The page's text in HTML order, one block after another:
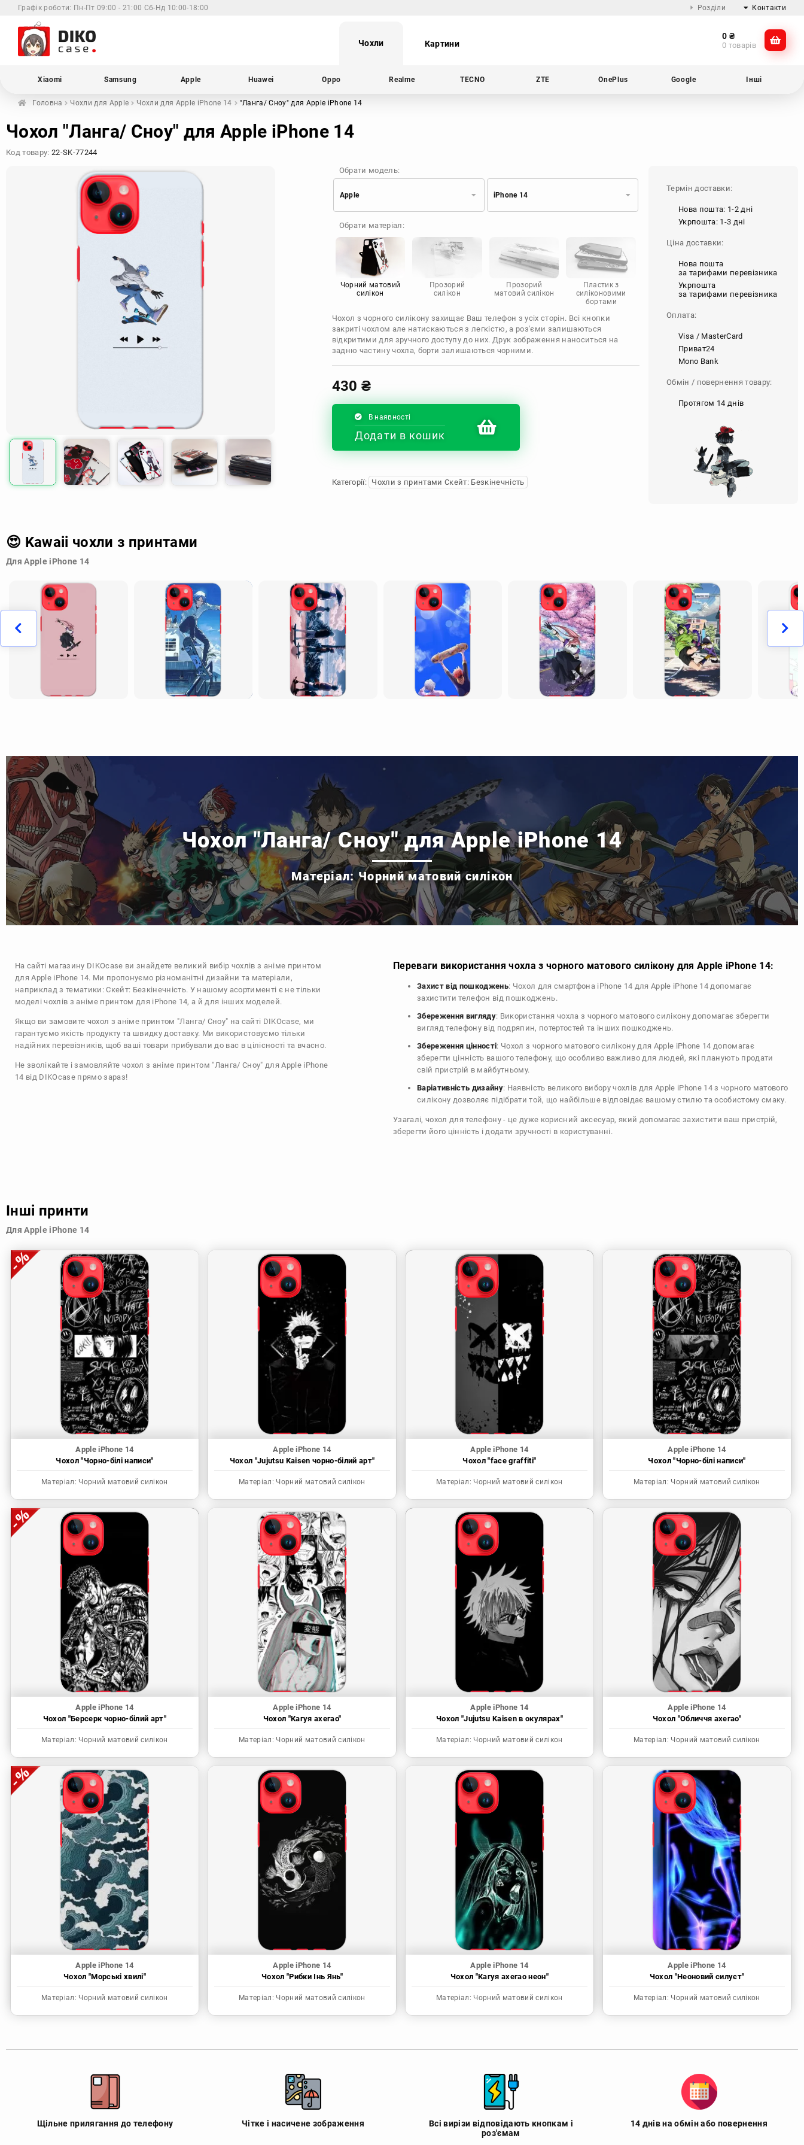
Графік роботи: Пн-Пт 09:00 - 21:00 Сб-Нд 10:00-18:00 Розділи Контакти
@dikocase
Чохли Картини
0 ₴
0 товарів
Xiaomi Samsung Apple Huawei Oppo Realme TECNO ZTE OnePlus Google Інші
Головна Чохли для Apple Чохли для Apple iPhone 14 "Ланга/ Сноу" для Apple iPhone 14
Чохол "Ланга/ Сноу" для Apple iPhone 14
Код товару: 22-SK-77244
Обрати модель:
Apple
Samsung
Apple
Oppo
Realme
OnePlus
Google
Doogee
Motorola
iPhone 14
Обрати матеріал:
Чорний матовий
силікон
Прозорий
силікон
Прозорий
матовий силікон
Пластик з
силіконовими
бортами
Чохол з чорного силікону захищає Ваш телефон з усіх сторін. Всі кнопки
закриті чохлом але натискаються з легкістю, а роз'єми залишаються
відкритими для зручного доступу до них. Друк зображення наноситься на
задню частину чохла, борти залишаються чорними.
430 ₴
В наявності
Додати в кошик
Категорії: Чохли з принтами Скейт: Безкінечність
Термін доставки:
Нова пошта: 1-2 дні
Укрпошта: 1-3 дні
Ціна доставки:
Нова пошта
за тарифами перевізника
Укрпошта
за тарифами перевізника
Оплата:
Visa / MasterCard
Приват24
Mono Bank
Обмін / повернення товару:
Протягом 14 днів
😍 Kawaii чохли з принтами
Для Apple iPhone 14
Чохол "Ланга/ Сноу" для Apple iPhone 14
Матеріал: Чорний матовий силікон
На сайті магазину DIKOcase ви знайдете великий вибір чохлів з аніме принтом
для Apple iPhone 14. Ми пропонуємо різноманітні дизайни та матеріали,
наприклад з тематики:Скейт: Безкінечність. У нашому асортименті є не тільки
моделі чохлів з аніме принтом для iPhone 14, а й для інших моделей.
Якщо ви замовите чохол з аніме принтом "Ланга/ Сноу" на сайті DIKOcase, ми
гарантуємо якість продукту та швидку доставку. Ми використовуємо тільки
надійних перевізників, щоб ваші товари прибували до вас в цілісності та вчасно.
Не зволікайте і замовляйте чохол з аніме принтом "Ланга/ Сноу" для Apple iPhone
14 від DIKOcase прямо зараз!
Переваги використання чохла з чорного матового силікону для Apple iPhone 14:
Захист від пошкоджень: Чохол для смартфона iPhone 14 для Apple iPhone 14 допомагає
захистити телефон від пошкоджень.
Збереження вигляду: Використання чохла з чорного матового силікону допомагає зберегти
вигляд телефону від подряпин, потертостей та інших пошкоджень.
Збереження цінності: Чохол з чорного матового силікону для Apple iPhone 14 допомагає
зберегти цінність вашого телефону, що особливо важливо для людей, які планують продати
свій пристрій в майбутньому.
Варіативність дизайну: Наявність великого вибору чохлів для Apple iPhone 14 з чорного матового
силікону дозволяє підібрати той, що найбільше відповідає вашому стилю та особистому смаку.
Узагалі, чохол для телефону - це дуже корисний аксесуар, який допомагає захистити ваш пристрій,
зберегти його цінність і додати зручності в користуванні.
Інші принти
Для Apple iPhone 14
Apple iPhone 14
Чохол "Чорно-білі написи"
Матеріал: Чорний матовий силікон
Apple iPhone 14
Чохол "Jujutsu Kaisen чорно-білий арт"
Матеріал: Чорний матовий силікон
Apple iPhone 14
Чохол "face graffiti"
Матеріал: Чорний матовий силікон
Apple iPhone 14
Чохол "Чорно-білі написи"
Матеріал: Чорний матовий силікон
Apple iPhone 14
Чохол "Берсерк чорно-білий арт"
Матеріал: Чорний матовий силікон
Apple iPhone 14
Чохол "Кагуя ахегао"
Матеріал: Чорний матовий силікон
Apple iPhone 14
Чохол "Jujutsu Kaisen в окулярах"
Матеріал: Чорний матовий силікон
Apple iPhone 14
Чохол "Обличчя ахегао"
Матеріал: Чорний матовий силікон
Apple iPhone 14
Чохол "Морські хвилі"
Матеріал: Чорний матовий силікон
Apple iPhone 14
Чохол "Рибки Інь Янь"
Матеріал: Чорний матовий силікон
Apple iPhone 14
Чохол "Кагуя ахегао неон"
Матеріал: Чорний матовий силікон
Apple iPhone 14
Чохол "Неоновий силуєт"
Матеріал: Чорний матовий силікон
Щільне прилягання до телефону Чітке і насичене зображення
Всі вирізи відповідають кнопкам і
роз'ємам
14 днів на обмін або повернення